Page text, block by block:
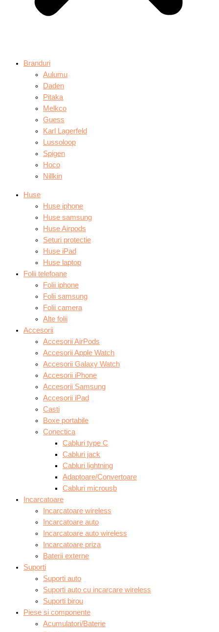
Branduri
Aulumu
Daden
Pitaka
Melkco
Guess
Karl Lagerfeld
Lussoloop
Spigen
Hoco
Nillkin
Huse
Huse iphone
Huse samsung
Huse Airpods
Seturi protectie
Huse iPad
Huse laptop
Folii telefoane
Folii iphone
Folii samsung
Folii camera
Alte folii
Accesorii
Accesorii AirPods
Accesorii Apple Watch
Accesorii Galaxy Watch
Accesorii iPhone
Accesorii Samsung
Accesorii iPad
Casti
Boxe portabile
Conectica
Cabluri type C
Cabluri jack
Cabluri lightning
Adaptoare/Convertoare
Cabluri microusb
Incarcatoare
Incarcatoare wireless
Incarcatoare auto
Incarcatoare auto wireless
Incarcatoare priza
Baterii externe
Suporti
Suporti auto
Suporti auto cu incarcare wireless
Suporti birou
Piese si componente
Acumulatori/Baterie